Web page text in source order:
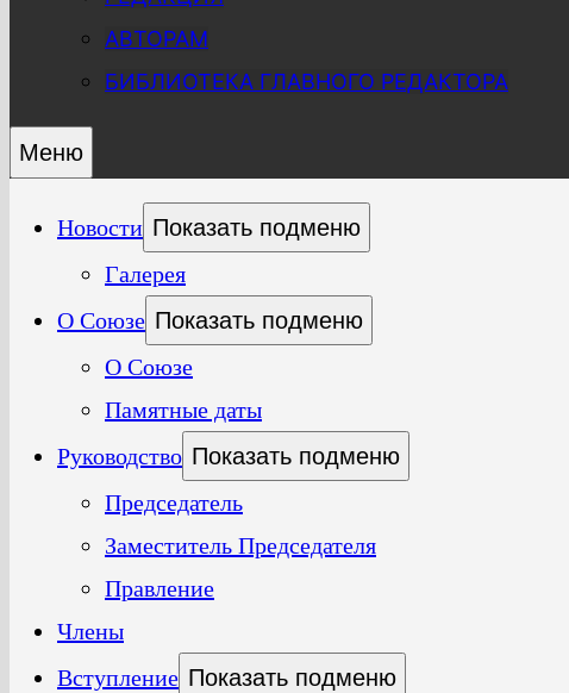
АВТОРАМ
БИБЛИОТЕКА ГЛАВНОГО РЕДАКТОРА
Меню
Новости Показать подменю
Галерея
О Союзе Показать подменю
О Союзе
Памятные даты
Руководство Показать подменю
Председатель
Заместитель Председателя
Правление
Члены
Вступление Показать подменю